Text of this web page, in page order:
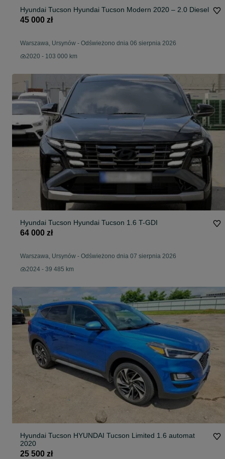
Hyundai Tucson Hyundai Tucson Modern 2020 – 2.0 Diesel
45 000 zł
Warszawa, Ursynów - Odświeżono dnia 06 sierpnia 2026
2020 - 103 000 km
Hyundai Tucson Hyundai Tucson 1.6 T-GDI
64 000 zł
Warszawa, Ursynów - Odświeżono dnia 07 sierpnia 2026
2024 - 39 485 km
Hyundai Tucson HYUNDAI Tucson Limited 1.6 automat
2020
25 500 zł